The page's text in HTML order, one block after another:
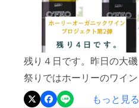
でお買い忘れがないように
してください。
残り４日です。昨日の大磯
祭りではホーリーのワイン
コーナーもでていたようで
もっと見る